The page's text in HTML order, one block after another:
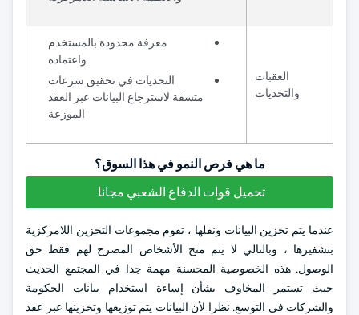
العقبات
والتحديات
معرفة محدودة بالمستخدم
واعتماده
التحديات في تحقيق سرعات
متسقة لاسترجاع البيانات عبر العقد
الموزعة
ما هي فرص النمو في هذا السوق؟
تحميل قوات الدفاع الشعبي مجانا
عندما يتم تخزين البيانات ونقلها ، تقوم مجموعات التخزين اللامركزية
بتشفيرها ، وبالتالي لا يتم منح الأشخاص المصرح لهم فقط حق
الوصول. هذه الخصوصية المحسنة مهمة جدا في المجتمع الحديث
حيث تستمر المخاوف بشأن إساءة استخدام بيانات الحكومة
والشركات في التوسع. نظرا لأن البيانات يتم توزيعها وتخزينها عبر عقد